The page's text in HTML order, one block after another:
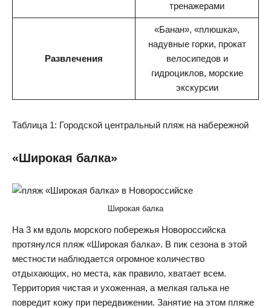
тренажерами
Развлечения
«Банан», «плюшка»,
надувные горки, прокат
велосипедов и
гидроциклов, морские
экскурсии
Таблица 1: Городской центральный пляж на набережной
«Широкая балка»
Широкая балка
На 3 км вдоль морского побережья Новороссийска
протянулся пляж «Широкая балка». В пик сезона в этой
местности наблюдается огромное количество
отдыхающих, но места, как правило, хватает всем.
Территория чистая и ухоженная, а мелкая галька не
повредит кожу при передвижении. Занятие на этом пляже